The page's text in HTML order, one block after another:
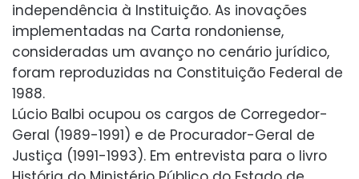
independência à Instituição. As inovações
implementadas na Carta rondoniense,
consideradas um avanço no cenário jurídico,
foram reproduzidas na Constituição Federal de
1988.
Lúcio Balbi ocupou os cargos de Corregedor-
Geral (1989-1991) e de Procurador-Geral de
Justiça (1991-1993). Em entrevista para o livro